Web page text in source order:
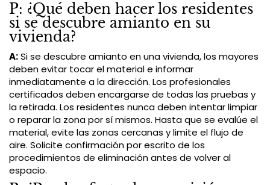
P: ¿Qué deben hacer los residentes
si se descubre amianto en su
vivienda?
A:Si se descubre amianto en una vivienda, los mayores
deben evitar tocar el material e informar
inmediatamente a la dirección. Los profesionales
certificados deben encargarse de todas las pruebas y
la retirada. Los residentes nunca deben intentar limpiar
o reparar la zona por sí mismos. Hasta que se evalúe el
material, evite las zonas cercanas y limite el flujo de
aire. Solicite confirmación por escrito de los
procedimientos de eliminación antes de volver al
espacio.